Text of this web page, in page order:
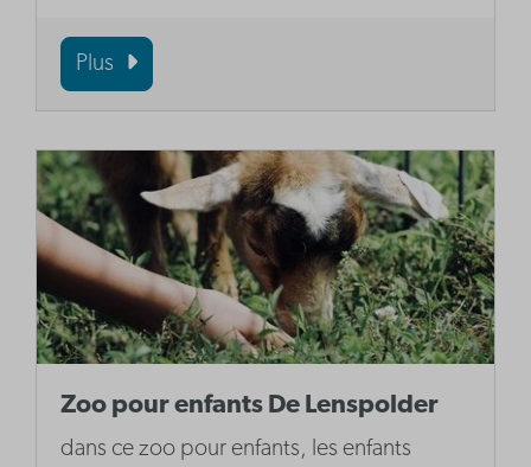
Plus
Zoo pour enfants De Lenspolder
dans ce zoo pour enfants, les enfants